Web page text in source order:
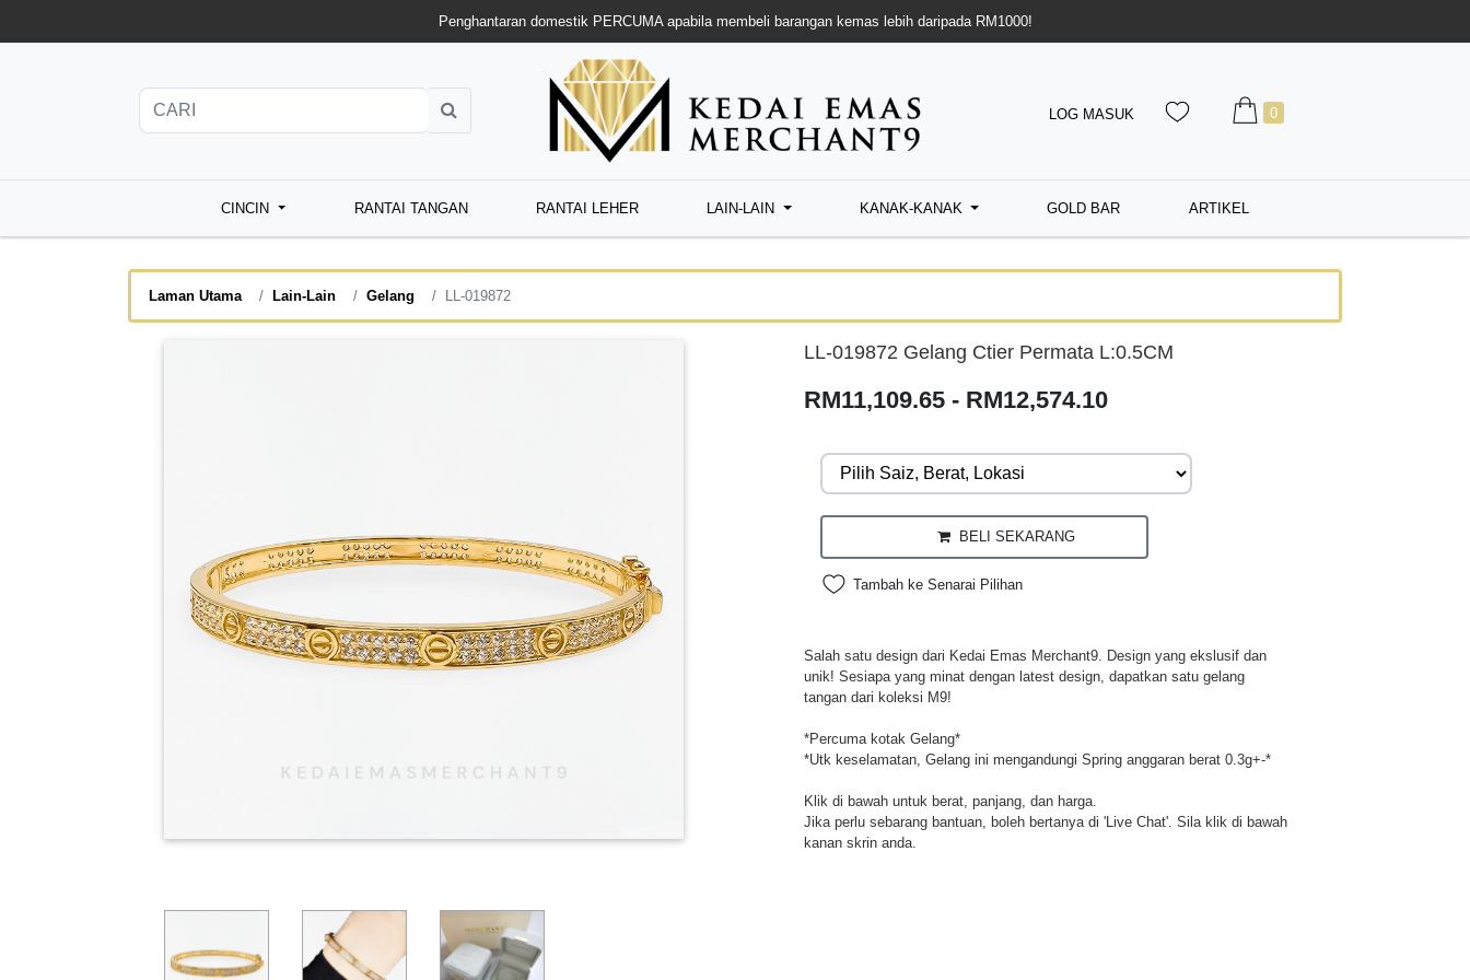
Penghantaran domestik PERCUMA apabila membeli barangan kemas lebih daripada RM1000!
LOG MASUK 0
CINCIN RANTAI TANGAN RANTAI LEHER LAIN-LAIN KANAK-KANAK GOLD BAR ARTIKEL
Laman Utama Lain-Lain Gelang LL-019872
LL-019872 Gelang Ctier Permata L:0.5CM
RM11,109.65 - RM12,574.10
BELI SEKARANG
Tambah ke Senarai Pilihan
Salah satu design dari Kedai Emas Merchant9. Design yang ekslusif dan
unik! Sesiapa yang minat dengan latest design, dapatkan satu gelang
tangan dari koleksi M9!
*Percuma kotak Gelang*
*Utk keselamatan, Gelang ini mengandungi Spring anggaran berat 0.3g+-*
Klik di bawah untuk berat, panjang, dan harga.
Jika perlu sebarang bantuan, boleh bertanya di 'Live Chat'. Sila klik di bawah
kanan skrin anda.